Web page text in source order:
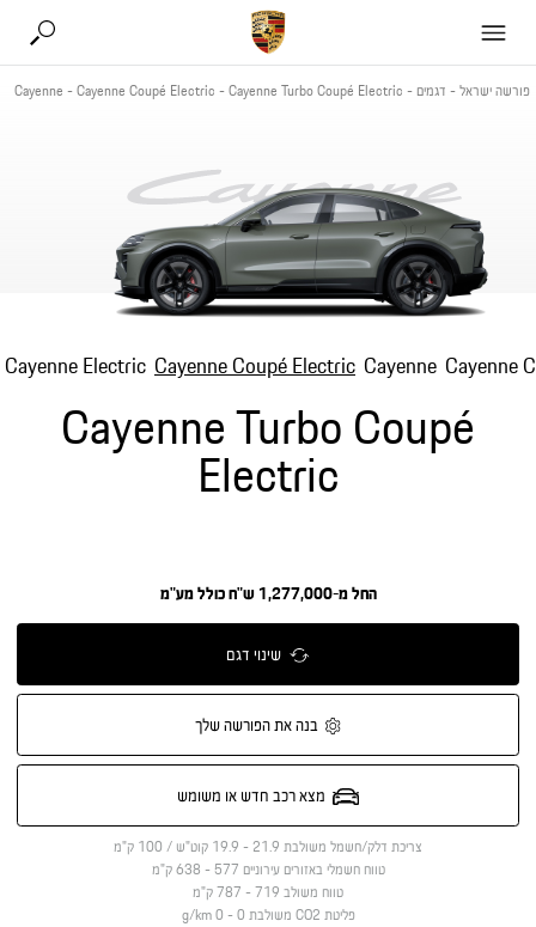
פורשה ישראל- דגמים -
Cayenne -Cayenne Coupé Electric -Cayenne Turbo Coupé Electric
Cayenne Turbo Coupé
Electric
Cayenne Electric Cayenne Coupé Electric Cayenne Cayenne
החל מ-1,277,000 ש"ח כולל מע"מ
שינוי דגם
בנה את הפורשה שלך
מצא רכב חדש או משומש
צריכת דלק/חשמל משולבת 21.9 - 19.9 קוט"ש / 100 ק"מ
טווח חשמלי באזורים עירוניים 577 - 638 ק"מ
טווח משולב 719 - 787 ק"מ
פליטת CO2 משולבת
0 - 0 g/km